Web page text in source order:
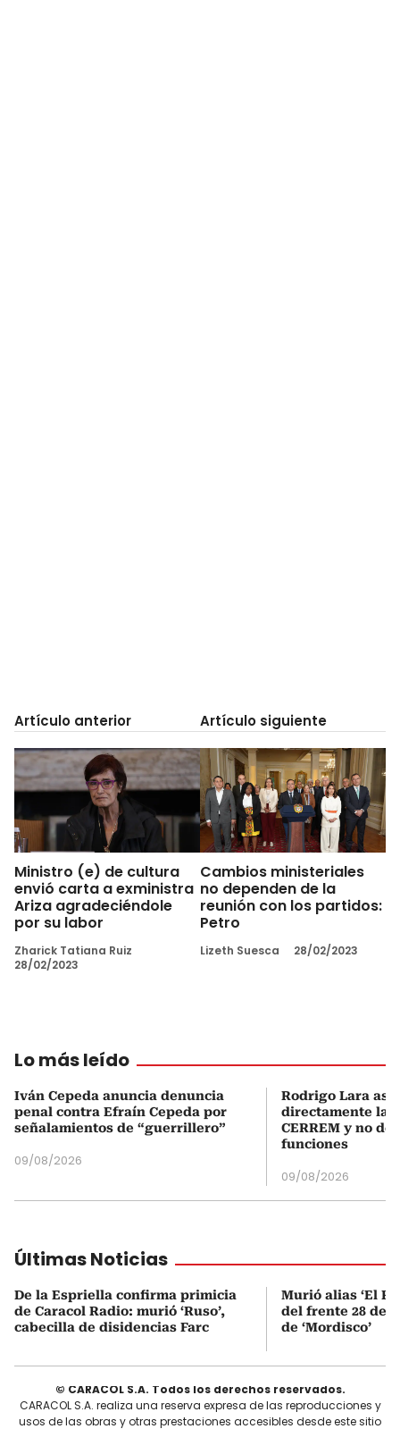
Artículo anterior
Ministro (e) de cultura
envió carta a exministra
Ariza agradeciéndole
por su labor
Zharick Tatiana Ruiz
28/02/2023
Artículo siguiente
Cambios ministeriales
no dependen de la
reunión con los partidos:
Petro
Lizeth Suesca 28/02/2023
Lo más leído
Iván Cepeda anuncia denuncia
penal contra Efraín Cepeda por
señalamientos de “guerrillero”
09/08/2026
Rodrigo Lara
directamente la
CERREM y no
funciones
09/08/2026
Últimas Noticias
De la Espriella confirma primicia
de Caracol Radio: murió ‘Ruso’,
cabecilla de disidencias Farc
Murió alias ‘El
del frente 28 de
de ‘Mordisco’
© CARACOL S.A. Todos los derechos reservados.
CARACOL S.A. realiza una reserva expresa de las reproducciones y
usos de las obras y otras prestaciones accesibles desde este sitio